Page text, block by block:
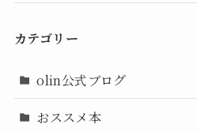
カテゴリー
olin公式ブログ
おススメ本